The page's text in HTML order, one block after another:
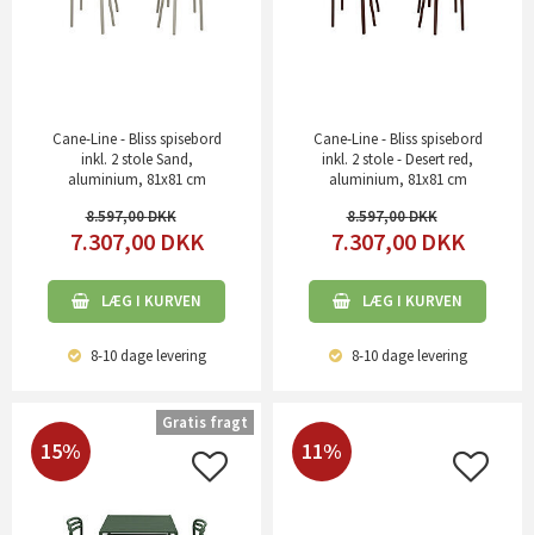
Cane-Line - Bliss spisebord
inkl. 2 stole Sand,
aluminium, 81x81 cm
8.597,00
7.307,00 DKK
LÆG I KURVEN
8-10 dagelevering
Cane-Line - Bliss spisebord
inkl. 2 stole - Desert red,
aluminium, 81x81 cm
8.597,00
7.307,00 DKK
LÆG I KURVEN
8-10 dagelevering
15%
Gratis fragt
11%